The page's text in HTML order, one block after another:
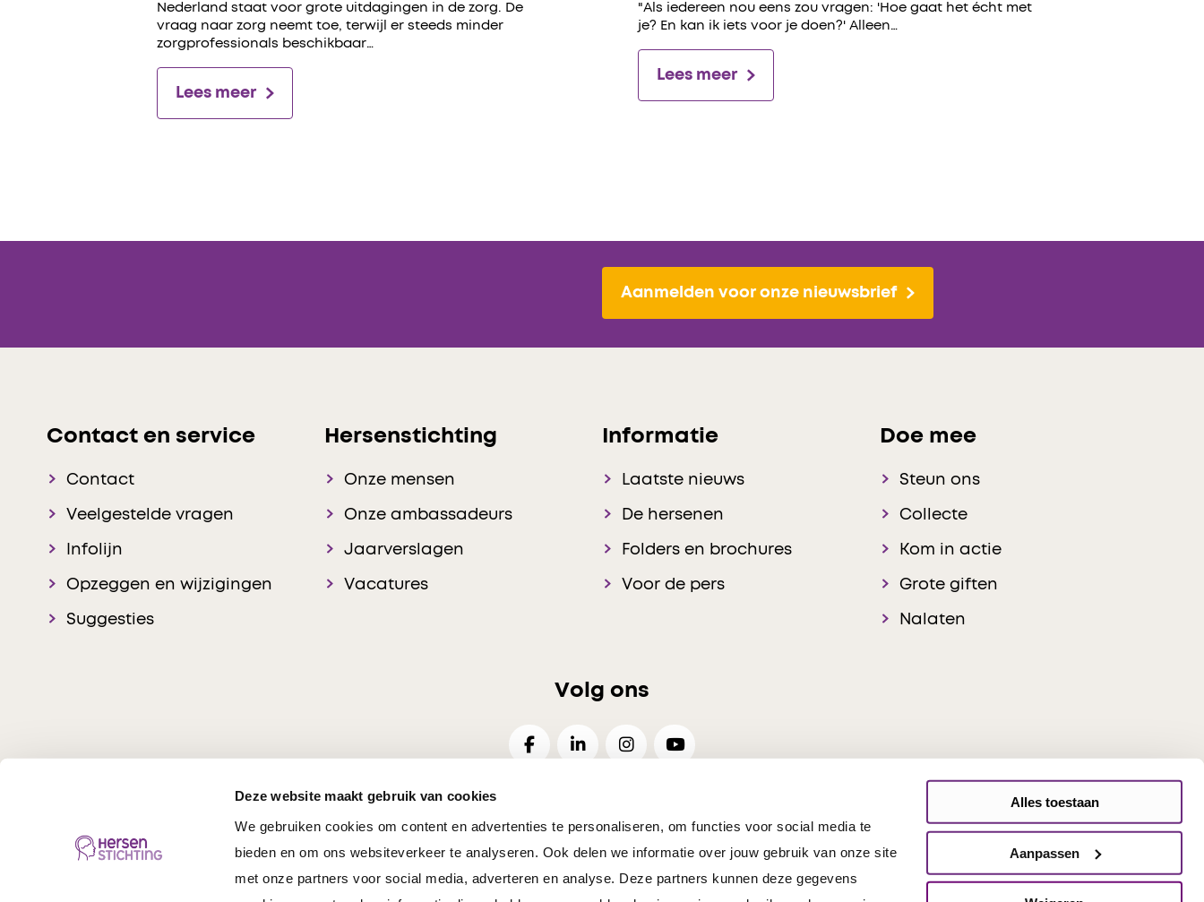
Deze website maakt gebruik van cookies
We gebruiken cookies om content en advertenties te personaliseren, om functies voor social media te
bieden en om ons websiteverkeer te analyseren. Ook delen we informatie over jouw gebruik van onze site
met onze partners voor social media, adverteren en analyse. Deze partners kunnen deze gegevens
Alles toestaan
Aanpassen
Nederland staat voor grote uitdagingen in de zorg. De
vraag naar zorg neemt toe, terwijl er steeds minder
zorgprofessionals beschikbaar…
Lees meer
"Als iedereen nou eens zou vragen: 'Hoe gaat het écht met
je? En kan ik iets voor je doen?' Alleen…
Lees meer
Aanmelden voor onze nieuwsbrief
Contact en service
Contact
Veelgestelde vragen
Infolijn
Opzeggen en wijzigingen
Suggesties
Hersenstichting
Onze mensen
Onze ambassadeurs
Jaarverslagen
Vacatures
Informatie
Laatste nieuws
De hersenen
Folders en brochures
Voor de pers
Doe mee
Steun ons
Collecte
Kom in actie
Grote giften
Nalaten
Volg ons
Hersenstichting © 2026 Disclaimer Privacy Cookies Voorkeuren Responsible Disclosure